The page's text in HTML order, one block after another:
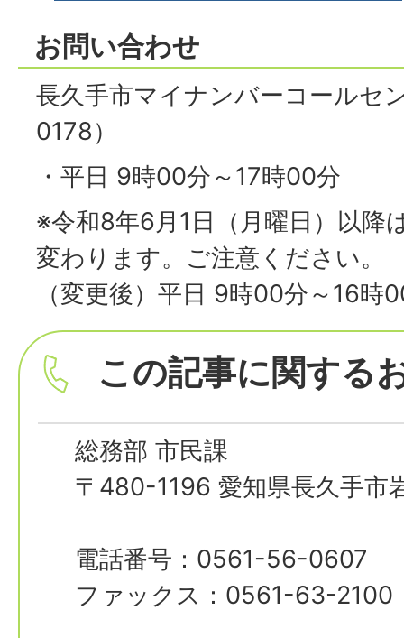
お問い合わせ
長久手市マイナンバーコールセ
0178）
・平日 9時00分～17時00分
※令和8年6月1日（月曜日）以降
変わります。ご注意ください。
（変更後）平日 9時00分～16時
この記事に関する
総務部 市民課
〒480-1196 愛知県長久手市
電話番号：0561-56-0607
ファックス：0561-63-2100